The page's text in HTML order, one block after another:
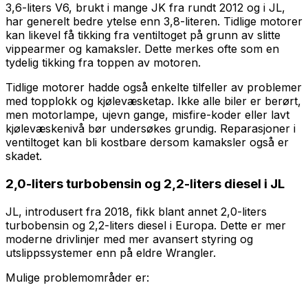
3,6-liters V6, brukt i mange JK fra rundt 2012 og i JL,
har generelt bedre ytelse enn 3,8-literen. Tidlige motorer
kan likevel få tikking fra ventiltoget på grunn av slitte
vippearmer og kamaksler. Dette merkes ofte som en
tydelig tikking fra toppen av motoren.
Tidlige motorer hadde også enkelte tilfeller av problemer
med topplokk og kjølevæsketap. Ikke alle biler er berørt,
men motorlampe, ujevn gange, misfire-koder eller lavt
kjølevæskenivå bør undersøkes grundig. Reparasjoner i
ventiltoget kan bli kostbare dersom kamaksler også er
skadet.
2,0-liters turbobensin og 2,2-liters diesel i JL
JL, introdusert fra 2018, fikk blant annet 2,0-liters
turbobensin og 2,2-liters diesel i Europa. Dette er mer
moderne drivlinjer med mer avansert styring og
utslippssystemer enn på eldre Wrangler.
Mulige problemområder er: